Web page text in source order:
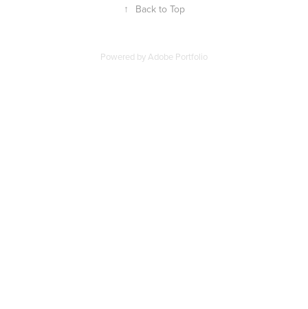
↑ Back to Top
Powered byAdobe Portfolio